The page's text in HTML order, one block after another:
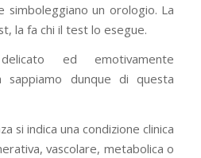
simboleggiano un orologio. La
la fa chi il test lo esegue.
ed emotivamente
sappiamo dunque di questa
si indica una condizione clinica
vascolare, metabolica o